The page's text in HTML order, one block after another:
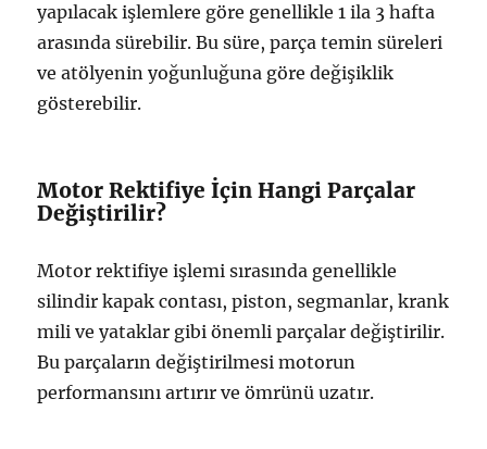
yapılacak işlemlere göre genellikle 1 ila 3 hafta
arasında sürebilir. Bu süre, parça temin süreleri
ve atölyenin yoğunluğuna göre değişiklik
gösterebilir.
Motor Rektifiye İçin Hangi Parçalar
Değiştirilir?
Motor rektifiye işlemi sırasında genellikle
silindir kapak contası, piston, segmanlar, krank
mili ve yataklar gibi önemli parçalar değiştirilir.
Bu parçaların değiştirilmesi motorun
performansını artırır ve ömrünü uzatır.